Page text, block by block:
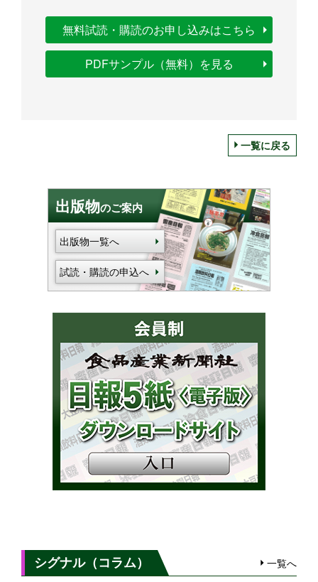
無料試読・購読のお申し込みはこちら
PDFサンプル（無料）を見る
一覧に戻る
出版物のご案内
出版物一覧へ
試読・購読の申込へ
シグナル（コラム） 一覧へ